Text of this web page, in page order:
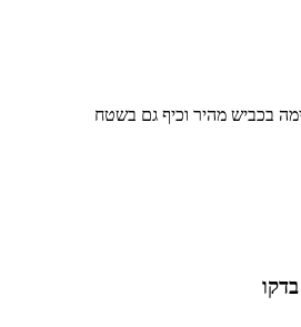
בכביש מהיר וכיף גם בשטח